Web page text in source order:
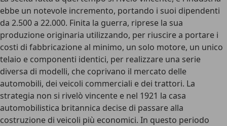
ebbe un notevole incremento, portando i suoi dipendenti
da 2.500 a 22.000. Finita la guerra, riprese la sua
produzione originaria utilizzando, per riuscire a portare i
costi di fabbricazione al minimo, un solo motore, un unico
telaio e componenti identici, per realizzare una serie
diversa di modelli, che coprivano il mercato delle
automobili, dei veicoli commerciali e dei trattori. La
strategia non si rivelò vincente e nel 1921 la casa
automobilistica britannica decise di passare alla
costruzione di veicoli più economici. In questo periodo